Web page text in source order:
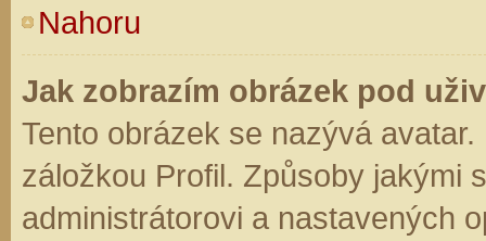
Nahoru
Jak zobrazím obrázek pod
Tento obrázek se nazývá
záložkou Profil. Způsoby jakými
administrátorovi a nastavených